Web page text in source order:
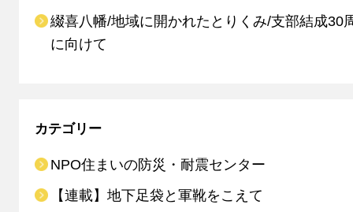
綴喜八幡/地域に開かれたとりくみ/支部結成30
に向けて
カテゴリー
NPO住まいの防災・耐震センター
【連載】地下足袋と軍靴をこえて